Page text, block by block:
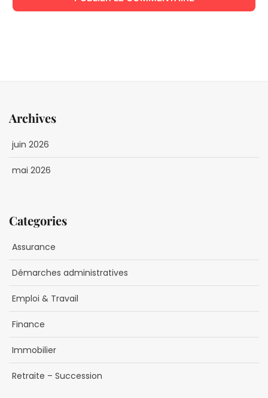
Archives
juin 2026
mai 2026
Categories
Assurance
Démarches administratives
Emploi & Travail
Finance
Immobilier
Retraite – Succession